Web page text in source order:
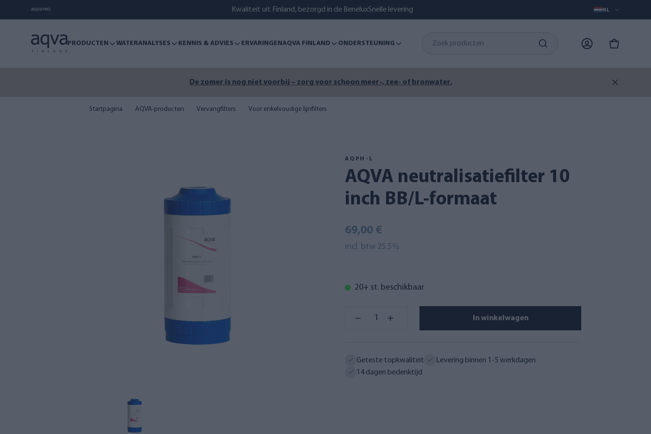
Kwaliteit uit Finland, bezorgd in de BeneluxSnelle levering NL
PRODUCTEN WATERANALYSES KENNIS & ADVIES ERVARINGENAQVA FINLAND ONDERSTEUNING
De zomer is nog niet voorbij – zorg voor schoon meer-, zee- of bronwater.
Startpagina AQVA-producten Vervangfilters Voor enkelvoudige lijnfilters
AQPH-L
AQVA neutralisatiefilter 10
inch BB/L-formaat
69,00 €
incl. btw 25.5%
20+ st. beschikbaar
In winkelwagen
Geteste topkwaliteit
Levering binnen 1-5 werkdagen
14 dagen bedenktijd